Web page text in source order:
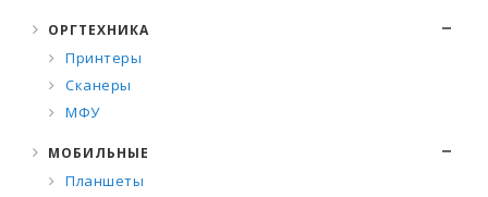
ОРГТЕХНИКА
Принтеры
Сканеры
МФУ
МОБИЛЬНЫЕ
Планшеты